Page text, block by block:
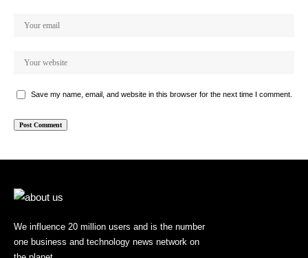
Save my name, email, and website in this browser for the next time I comment.
We influence 20 million users and is the number
one business and technology news network on